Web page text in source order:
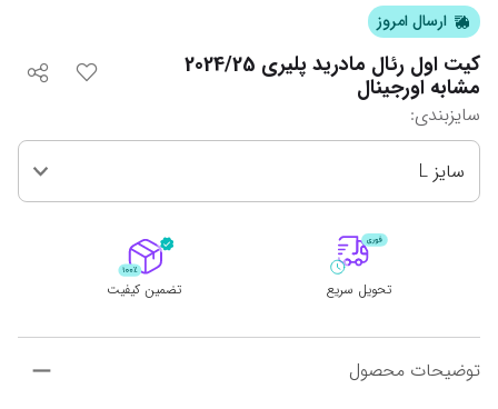
ارسال امروز
کیت اول رئال مادرید پلیری 2024/25
مشابه اورجینال
سایزبندی:
سایز L
تحویل سریع تضمین کیفیت
توضیحات محصول